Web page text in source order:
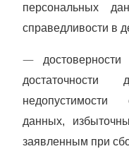
персональных
справедливости в
—
недопустимости
данных,
заявленным при